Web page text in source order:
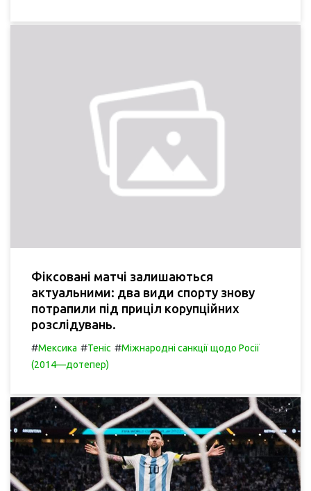
Фіксовані матчі залишаються
актуальними: два види спорту знову
потрапили під приціл корупційних
розслідувань.
#Мексика #Теніс #Міжнародні санкції щодо Росії
(2014—дотепер)